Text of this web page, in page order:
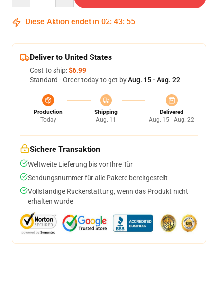
Diese Aktion endet in 02: 43: 55
Deliver to United States
Cost to ship:$6.99
Standard - Order today to get byAug. 15 - Aug. 22
Production
Today
Shipping
Aug. 11
Delivered
Aug. 15 - Aug. 22
Sichere Transaktion
Weltweite Lieferung bis vor Ihre Tür
Sendungsnummer für alle Pakete bereitgestellt
Vollständige Rückerstattung, wenn das Produkt nicht
erhalten wurde